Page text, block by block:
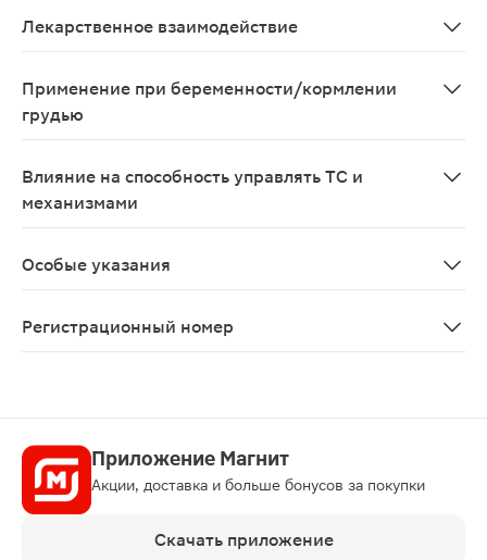
Лекарственное взаимодействие
Применение при беременности/кормлении
грудью
Влияние на способность управлять ТС и
механизмами
Особые указания
Регистрационный номер
Приложение Магнит
Акции, доставка и больше бонусов за покупки
Скачать приложение